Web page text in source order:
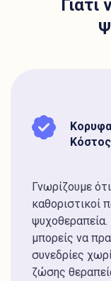
Γιατί
Κόστος
Γνωρίζουμε
καθοριστικοί
μπορείς να
συνεδρίες
ζώσης